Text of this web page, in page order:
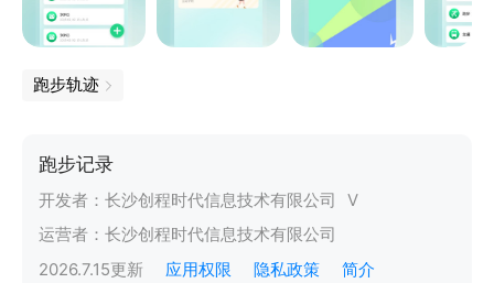
跑步轨迹
跑步记录
开发者： 长沙创程时代信息技术有限公司
V
运营者： 长沙创程时代信息技术有限公司
2026.7.15更新 应用权限 隐私政策 简介